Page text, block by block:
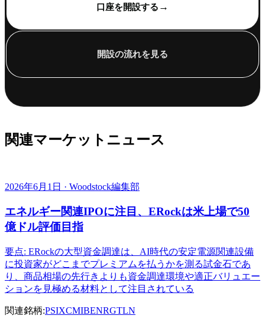
口座を開設する →
開設の流れを見る
関連マーケットニュース
2026年6月1日 · Woodstock編集部
エネルギー関連IPOに注目、ERockは米上場で50
億ドル評価目指
要点: ERockの大型資金調達は、AI時代の安定電源関連設備
に投資家がどこまでプレミアムを払うかを測る試金石であ
り、商品相場の先行きよりも資金調達環境や適正バリュエー
ションを見極める材料として注目されている
関連銘柄:PSIXCMIBENRGTLN